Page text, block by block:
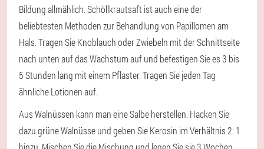
Bildung allmählich. Schöllkrautsaft ist auch eine der
beliebtesten Methoden zur Behandlung von Papillomen am
Hals. Tragen Sie Knoblauch oder Zwiebeln mit der Schnittseite
nach unten auf das Wachstum auf und befestigen Sie es 3 bis
5 Stunden lang mit einem Pflaster. Tragen Sie jeden Tag
ähnliche Lotionen auf.
Aus Walnüssen kann man eine Salbe herstellen. Hacken Sie
dazu grüne Walnüsse und geben Sie Kerosin im Verhältnis 2: 1